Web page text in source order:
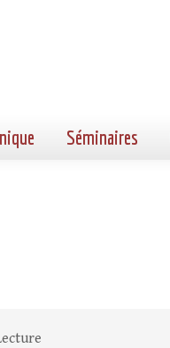
Séminaires